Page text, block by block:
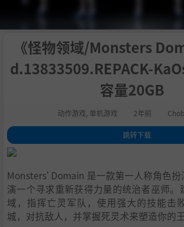
《怪物领域/Monsters
d.13833509.REPACK-
容量20GB
动作游戏 单机游戏 2年前
跳转下载
1
3. 支持作者
4
学习版下载
Monsters' Domain 是一款第一人称角色
演一个寻求重新获得力量的统治者巫师。
域，指挥亡灵军队，使用强大的技能击
城，对抗敌人，并掌握死灵术来塑造你的王